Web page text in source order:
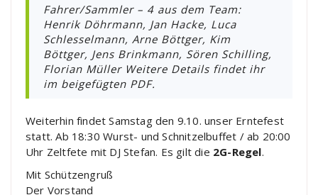
Fahrer/Sammler – 4 aus dem Team:
Henrik Döhrmann, Jan Hacke, Luca
Schlesselmann, Arne Böttger, Kim
Böttger, Jens Brinkmann, Sören Schilling,
Florian Müller Weitere Details findet ihr
im beigefügten PDF.
Weiterhin findet Samstag den 9.10. unser Erntefest
statt. Ab 18:30 Wurst- und Schnitzelbuffet / ab 20:00
Uhr Zeltfete mit DJ Stefan. Es gilt die 2G-Regel.
Mit Schützengruß
Der Vorstand